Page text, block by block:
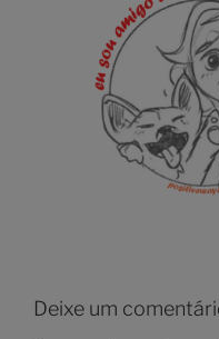
Deixe um